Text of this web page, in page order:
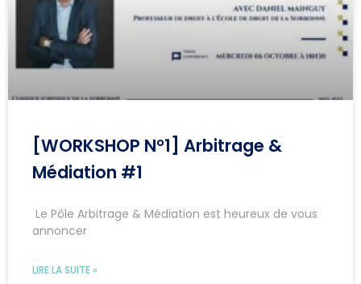
[WORKSHOP N°1] Arbitrage &
Médiation #1
Le Pôle Arbitrage & Médiation est heureux de vous
annoncer
LIRE LA SUITE »